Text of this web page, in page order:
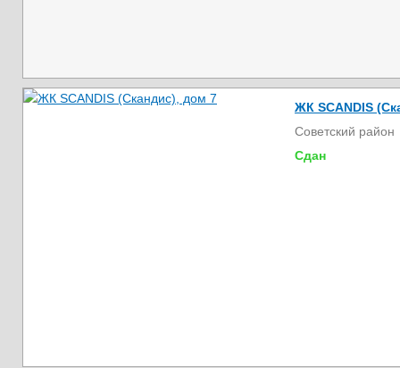
ЖК SCANDIS
Советский район
Сдан